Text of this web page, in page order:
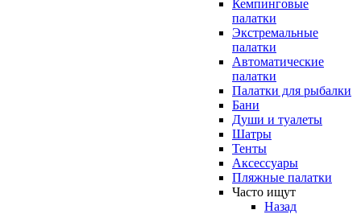
Кемпинговые
палатки
Экстремальные
палатки
Автоматические
палатки
Палатки для рыбалки
Бани
Души и туалеты
Шатры
Тенты
Аксессуары
Пляжные палатки
Часто ищут
Назад